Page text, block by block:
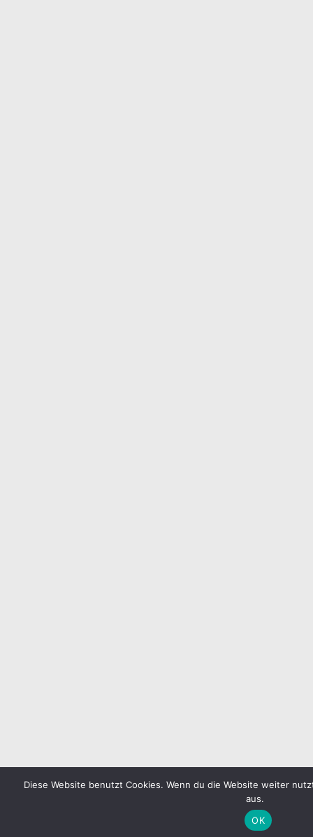
Diese Website nutzt Google Analytics. Möchtest du
Diese Website benutzt Cookies. Wenn du die Website weiter
aus.
OK